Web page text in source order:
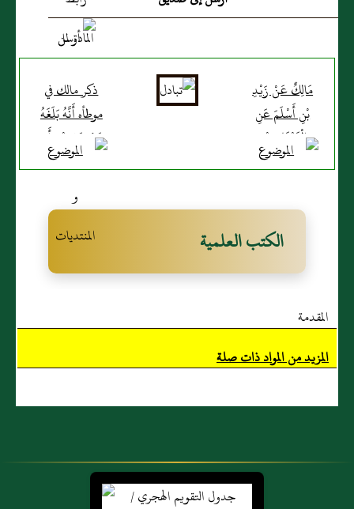
وَلَمْ يَرْفَعْ حَدِيثَ حَفْصَةَ
(...)
مَالِكٌ عَنْ زَيْدِ
بْنِ أَسْلَمَ عَنِ
الْقَعْقَاعِ بْنِ
حَكِيمٍ عَنْ أَبِي
عَائِشَةَ
أُمِّ الْمُؤْمِنِينَ أَنَّهُ
عَائِشَةُ أَنْ أَكْتُبَ
وَذَكَرَ الْحَدِيثَ
وَفِيهِ فَأَمْلَتْ
عَلَيَّ حَافِظُوا عَلَى
وَقُومُوا (...)
ذكر مالك في
موطأه أَنَّهُ بَلَغَهُ
عَنْ عَلِيِّ بْنِ أَبِي
طَالِبٍ وَعَبْدِ اللَّهِ
رَضِيَ اللَّهُ عَنْهُمَا
أَنَّهُمَا كَانَا
الْوُسْطَى صَلَاةُ
وهذا صحيح
مِنْ وُجُوهٍ
وَلَا يُوجَدُ هَذَا
الكتب العلمية
المقدمة
المزيد من المواد ذات صلة